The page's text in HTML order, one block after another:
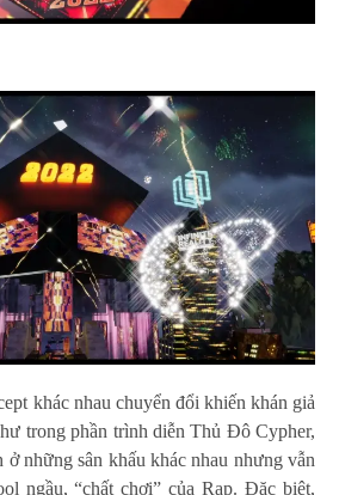
khác nhau chuyển đổi khiến khán giả
trong phần trình diễn Thủ Đô Cypher,
ở những sân khấu khác nhau nhưng vẫn
ngầu, “chất chơi” của Rap. Đặc biệt,